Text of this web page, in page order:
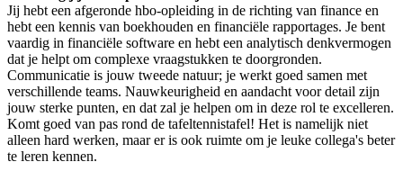
Jij hebt een afgeronde hbo-opleiding in de richting van finance en
hebt een kennis van boekhouden en financiële rapportages. Je bent
vaardig in financiële software en hebt een analytisch denkvermogen
dat je helpt om complexe vraagstukken te doorgronden.
Communicatie is jouw tweede natuur; je werkt goed samen met
verschillende teams. Nauwkeurigheid en aandacht voor detail zijn
jouw sterke punten, en dat zal je helpen om in deze rol te excelleren.
Komt goed van pas rond de tafeltennistafel! Het is namelijk niet
alleen hard werken, maar er is ook ruimte om je leuke collega's beter
te leren kennen.